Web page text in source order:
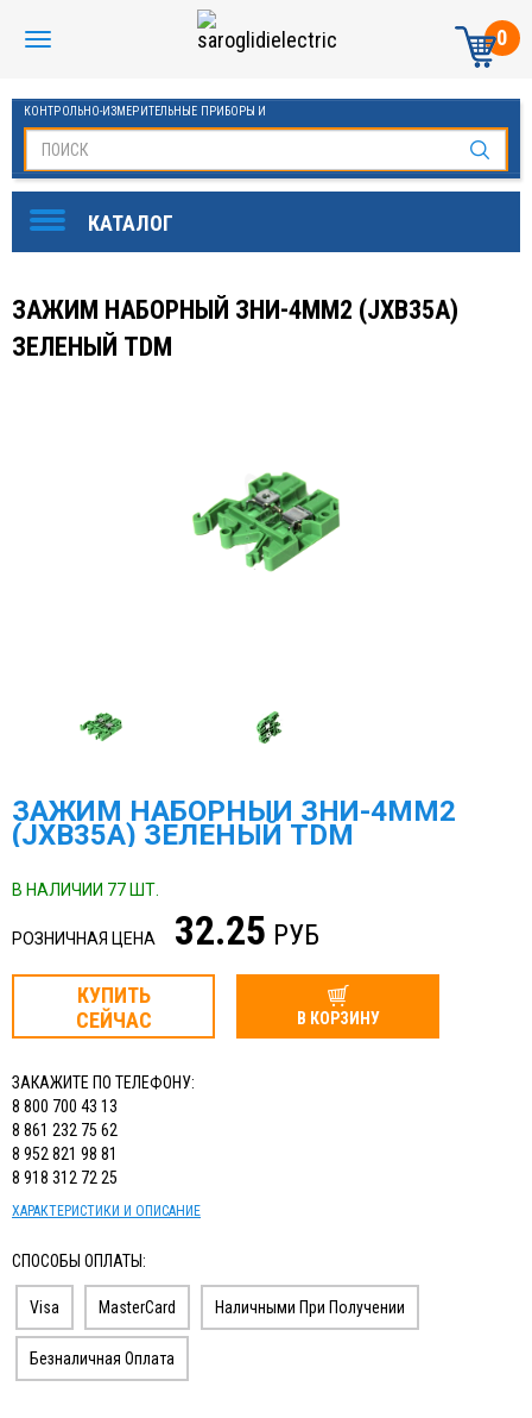
0
КОНТРОЛЬНО-ИЗМЕРИТЕЛЬНЫЕ ПРИБОРЫ И
ЗАЖИМ НАБОРНЫЙ ЗНИ-4ММ2 (JXB35А)
ЗЕЛЕНЫЙ TDM
ЗАЖИМ НАБОРНЫЙ ЗНИ-4ММ2
(JXB35А) ЗЕЛЕНЫЙ TDM
В НАЛИЧИИ 77 ШТ.
РОЗНИЧНАЯ ЦЕНА 32.25 РУБ
КУПИТЬ
СЕЙЧАС
В КОРЗИНУ
ЗАКАЖИТЕ ПО ТЕЛЕФОНУ:
8 800 700 43 13
8 861 232 75 62
8 952 821 98 81
8 918 312 72 25
ХАРАКТЕРИСТИКИ И ОПИСАНИЕ
СПОСОБЫ ОПЛАТЫ:
Visa MasterCard Наличными При Получении
Безналичная Оплата